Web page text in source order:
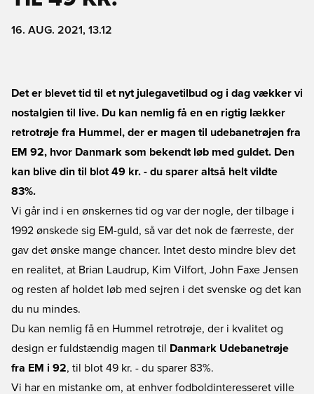
16. AUG. 2021, 13.12
Det er blevet tid til et nyt julegavetilbud og i dag vækker vi
nostalgien til live. Du kan nemlig få en en rigtig lækker
retrotrøje fra Hummel, der er magen til udebanetrøjen fra
EM 92, hvor Danmark som bekendt løb med guldet. Den
kan blive din til blot 49 kr. - du sparer altså helt vildte
83%.
Vi går ind i en ønskernes tid og var der nogle, der tilbage i
1992 ønskede sig EM-guld, så var det nok de færreste, der
gav det ønske mange chancer. Intet desto mindre blev det
en realitet, at Brian Laudrup, Kim Vilfort, John Faxe Jensen
og resten af holdet løb med sejren i det svenske og det kan
du nu mindes.
Du kan nemlig få en Hummel retrotrøje, der i kvalitet og
design er fuldstændig magen til
Danmark Udebanetrøje
fra EM i 92, til blot 49 kr. - du sparer 83%.
Vi har en mistanke om, at enhver fodboldinteresseret ville